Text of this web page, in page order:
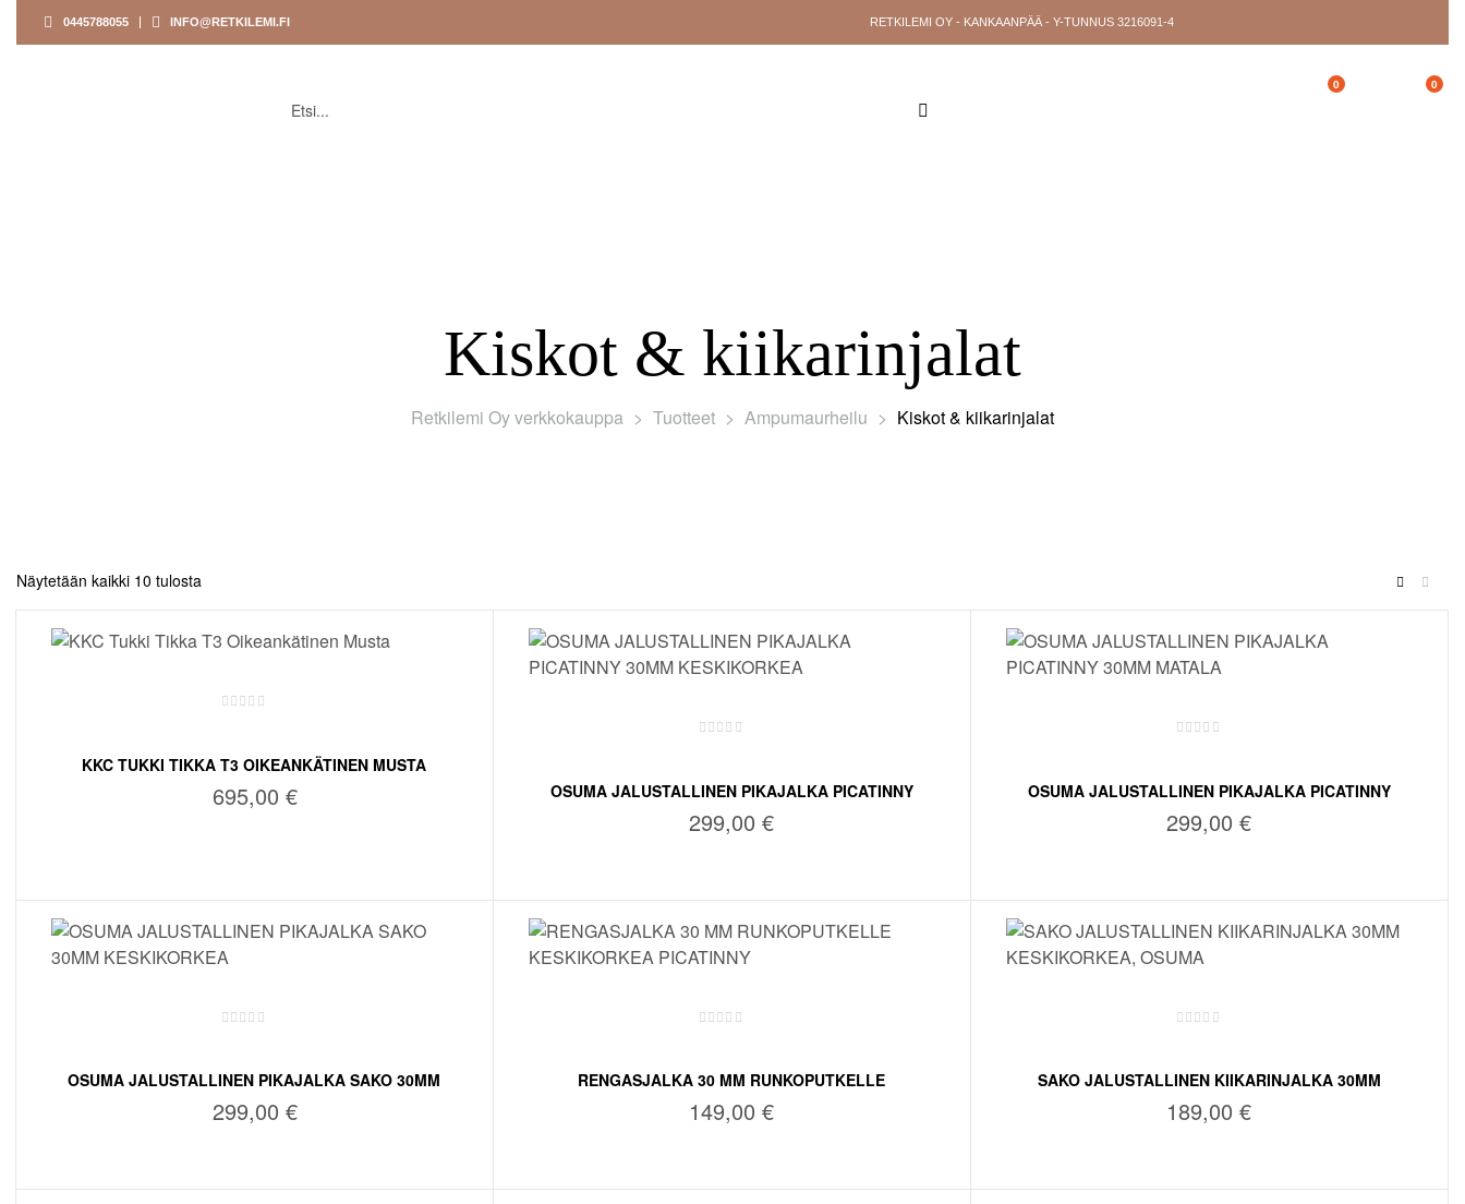
0445788055 INFO@RETKILEMI.FI RETKILEMI OY - KANKAANPÄÄ - Y-TUNNUS 3216091-4
0 0
Kiskot & kiikarinjalat
Retkilemi Oy verkkokauppa > Tuotteet > Ampumaurheilu > Kiskot & kiikarinjalat
Näytetään kaikki 10 tulosta
KKC TUKKI TIKKA T3 OIKEANKÄTINEN MUSTA
695,00 €
LISÄÄ OSTOSKORIIN
OSUMA JALUSTALLINEN PIKAJALKA PICATINNY
30MM KESKIKORKEA
299,00€
LISÄÄ OSTOSKORIIN
OSUMA JALUSTALLINEN PIKAJALKA PICATINNY
30MM MATALA
299,00€
LISÄÄ OSTOSKORIIN
OSUMA JALUSTALLINEN PIKAJALKA SAKO 30MM
KESKIKORKEA
299,00 €
RENGASJALKA 30 MM RUNKOPUTKELLE
KESKIKORKEA PICATINNY
149,00€
SAKO JALUSTALLINEN KIIKARINJALKA 30MM
KESKIKORKEA, OSUMA
189,00€